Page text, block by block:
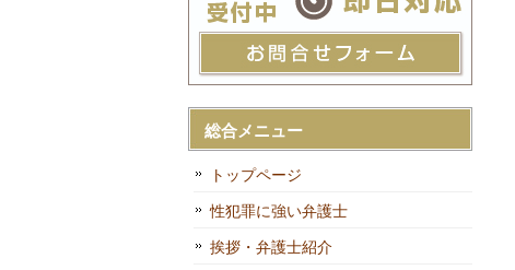
総合メニュー
トップページ
性犯罪に強い弁護士
挨拶・弁護士紹介